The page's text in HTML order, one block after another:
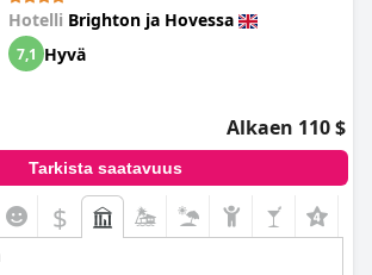
toisen kerroksen nostalgista
kauniiseen ympäröivään alueeseen.
usein kauniin rakennuksen luonnetta,
viehätyksen ja viehättävän sijainnin
arkkitehtuurisesti suunniteltua St Andrew's
Hotelli Brighton ja Hovessa
7,1 Hyvä
Alkaen 110 $
Tarkista saatavuus
$